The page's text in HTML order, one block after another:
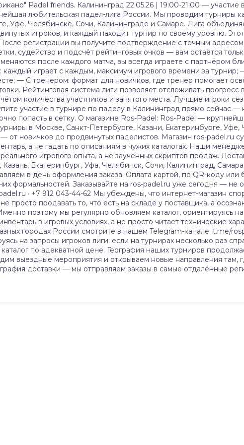
Padel friends. Калининград 22.05.26 | 19:00-21:00 — участие
любительская падел-лига России. Мы проводим турниры
Уфе, Челябинске, Сочи, Калининграде и Самаре. Лига
игроков, и каждый находит турнир по своему уровню.
регистрации вы получите подтверждение с точным
судейство и подсчёт рейтинговых очков — вам остаётся
после каждого матча, вы всегда играете с партнёром
играет с каждым, максимум игрового времени за турнир;
— С тренером: формат для новичков, где тренер помогает
Рейтинговая система лиги позволяет отслеживать прогресс
количества участников и занятого места. Лучшие игроки
участие в турнире по паделу в Калининград прямо сейчас —
попасть в сетку. О магазине Ros-Padel: Ros-Padel —
в Москве, Санкт-Петербурге, Казани, Екатеринбурге,
от новичков до продвинутых паделистов. Магазин ros-padel.ru
а не гадать по описаниям в чужих каталогах. Наши
игрового опыта, а не заученных скриптов продаж.
Екатеринбург, Уфа, Челябинск, Сочи, Калининград,
в день оформления заказа. Оплата картой, по QR-коду
формальностей. Заказывайте на ros-padel.ru уже сегодня — не
· +7 912 043-44-62 Мы убеждены, что интернет-магазин
просто продавать то, что есть на складе у поставщика, а
поэтому мы регулярно обновляем каталог, ориентируясь
в игровых условиях, а не просто читает технические
городах России смотрите в нашем Telegram-канале: t.me/
на запросы игроков лиги: если на турнирах несколько раз
по адекватной цене. География наших турниров
выездные мероприятия и открываем новые направления там,
доставки — мы отправляем заказы в самые отдалённые